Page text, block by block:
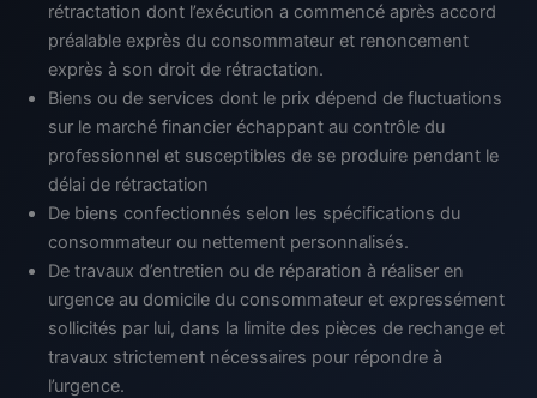
rétractation dont l’exécution a commencé après accord
préalable exprès du consommateur et renoncement
exprès à son droit de rétractation.
Biens ou de services dont le prix dépend de fluctuations
sur le marché financier échappant au contrôle du
professionnel et susceptibles de se produire pendant le
délai de rétractation
De biens confectionnés selon les spécifications du
consommateur ou nettement personnalisés.
De travaux d’entretien ou de réparation à réaliser en
urgence au domicile du consommateur et expressément
sollicités par lui, dans la limite des pièces de rechange et
travaux strictement nécessaires pour répondre à
l’urgence.